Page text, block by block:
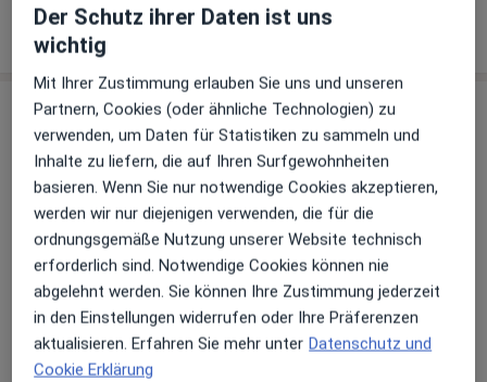
Terminanfrage senden
Dr. med. dent. Elisabeth Schöngart
Zahnärztin· Mehr
77 Bewertungen
Der Schutz ihrer Daten ist uns
wichtig
Mit Ihrer Zustimmung erlauben Sie uns und unseren
Partnern, Cookies (oder ähnliche Technologien) zu
verwenden, um Daten für Statistiken zu sammeln und
Inhalte zu liefern, die auf Ihren Surfgewohnheiten
basieren. Wenn Sie nur notwendige Cookies akzeptieren,
werden wir nur diejenigen verwenden, die für die
ordnungsgemäße Nutzung unserer Website technisch
erforderlich sind. Notwendige Cookies können nie
abgelehnt werden. Sie können Ihre Zustimmung jederzeit
in den Einstellungen widerrufen oder Ihre Präferenzen
aktualisieren. Erfahren Sie mehr unter Datenschutz und
Cookie Erklärung